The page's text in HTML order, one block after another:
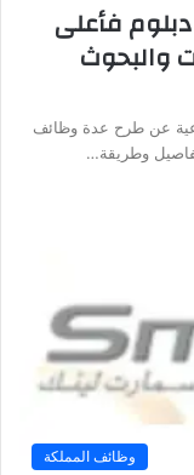
فأعلى
والبحوث
عن طرح عدة وظائف
وطريقة…
وظائف المملكة